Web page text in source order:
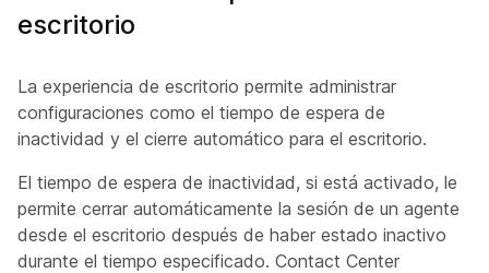
escritorio
La experiencia de escritorio permite administrar
configuraciones como el tiempo de espera de
inactividad y el cierre automático para el escritorio.
El tiempo de espera de inactividad, si está activado, le
permite cerrar automáticamente la sesión de un agente
desde el escritorio después de haber estado inactivo
durante el tiempo especificado. Contact Center